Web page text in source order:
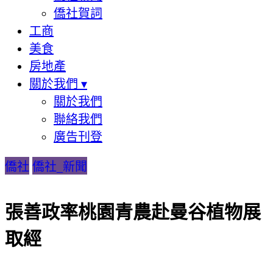
僑社賀詞
工商
美食
房地產
關於我們 ▾
關於我們
聯絡我們
廣告刊登
僑社 僑社_新聞
張善政率桃園青農赴曼谷植物展
取經